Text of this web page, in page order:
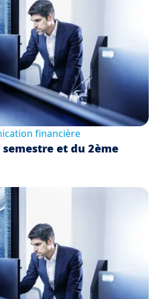
financière
et du 2ème